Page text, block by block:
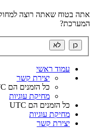
אתה בטוח שאתה רוצה למחוק
המערכת?
עמוד ראשי
יצירת קשר
כל הזמנים הם
מחיקת עוגיות
כל הזמנים הם UTC
מחיקת עוגיות
יצירת קשר